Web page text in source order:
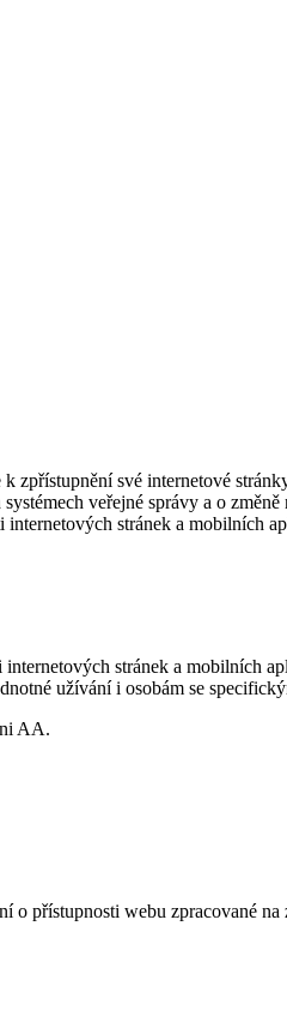
k zpřístupnění své internetové
veřejné správy a o
stránek a mobilních
stránek a mobilních
užívání i osobám se
AA.
přístupnosti webu zpracované